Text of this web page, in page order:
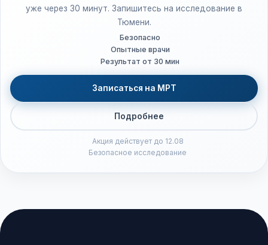
уже через 30 минут. Запишитесь на исследование в
Тюмени.
Безопасно
Опытные врачи
Результат от 30 мин
Записаться на МРТ
Подробнее
Акция действует до 12.08
Безопасное исследование